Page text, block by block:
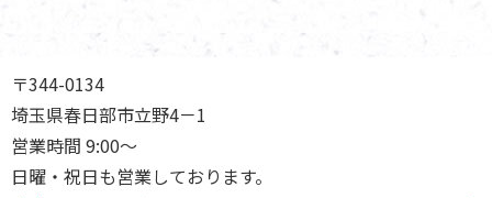
〒344-0134
埼玉県春日部市立野4－1
営業時間 9:00～
日曜・祝日も営業しております。